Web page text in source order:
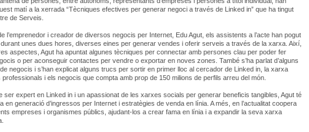
matí a la xerrada “Tècniques efectives per generar negoci a través de Linked in” que ha tingut
de Serveis.
l’emprenedor i creador de diversos negocis per Internet, Edu Agut, els assistents a l’acte han pogut
unes dues hores, diverses eines per generar vendes i oferir serveis a través de la xarxa. Així,
aspectes, Agut ha apuntat algunes tècniques per connectar amb persones clau per poder fer
o per aconseguir contactes per vendre o exportar en noves zones. També s’ha parlat d’alguns
negocis i s’han explicat alguns trucs per sortir en primer lloc al cercador de Linked in, la xarxa
professionals i els negocis que compta amb prop de 150 milions de perfils arreu del món.
ser expert en Linked in i un apassionat de les xarxes socials per generar beneficis tangibles, Agut té
en generació d’ingressos per Internet i estratègies de venda en línia. A més, en l’actualitat coopera
empreses i organismes públics, ajudant-los a crear fama en línia i a expandir la seva xarxa